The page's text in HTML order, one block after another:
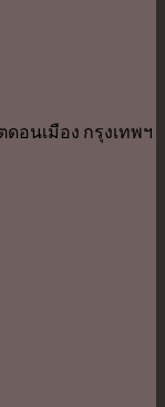
อนเมือง กรุงเทพฯ